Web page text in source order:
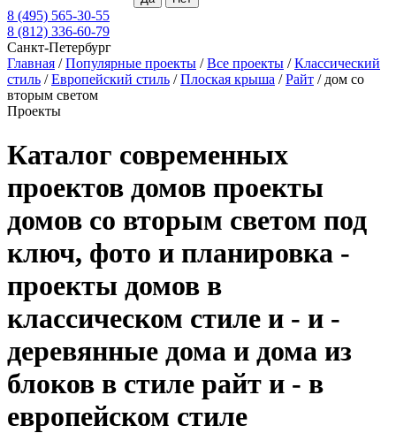
8 (495) 565-30-55
8 (812) 336-60-79
Санкт-Петербург
Главная /Популярные проекты /Все проекты /Классический
стиль /Европейский стиль /Плоская крыша /Райт / дом со
вторым светом
Проекты
Каталог современных
проектов домов проекты
домов со вторым светом под
ключ, фото и планировка -
проекты домов в
классическом стиле и - и -
деревянные дома и дома из
блоков в стиле райт и - в
европейском стиле